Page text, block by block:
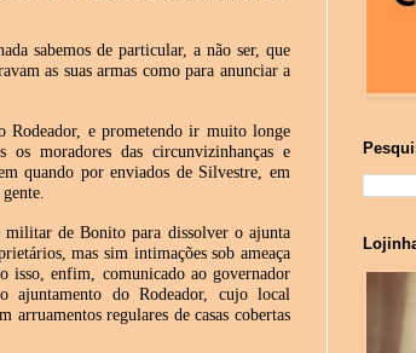
sabemos de particular, a não ser, que
as suas armas como para anunciar a
Rodeador, e prometendo ir muito longe
os moradores das circunvizinhanças e
quando por enviados de Silvestre, em
militar de Bonito para dissolver o ajunta
mas sim intimações sob ameaça
isso, enfim, comunicado ao governador
do Rodeador, cujo local
arruamentos regulares de casas cobertas